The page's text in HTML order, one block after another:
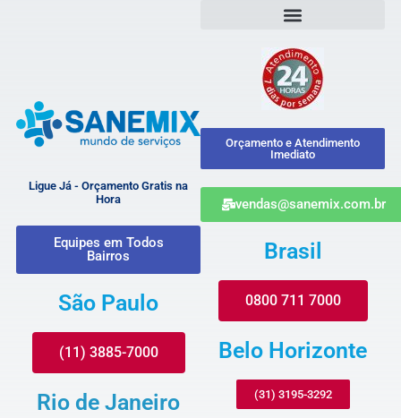
Ligue Já - Orçamento Gratis na
Hora
Equipes em Todos
Bairros
São Paulo
(11) 3885-7000
Rio de Janeiro
Orçamento e Atendimento
Imediato
vendas@sanemix.com.br
Brasil
0800 711 7000
Belo Horizonte
(31) 3195-3292